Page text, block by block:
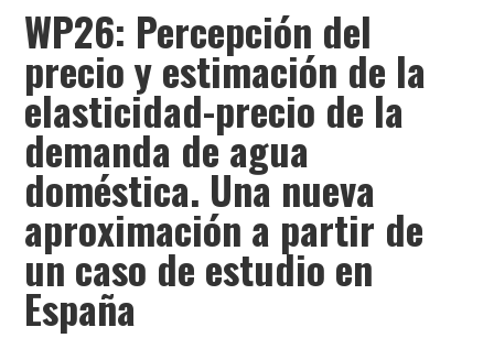
WP26: Percepción del
precio y estimación de la
elasticidad-precio de la
demanda de agua
doméstica. Una nueva
aproximación a partir de
un caso de estudio en
España